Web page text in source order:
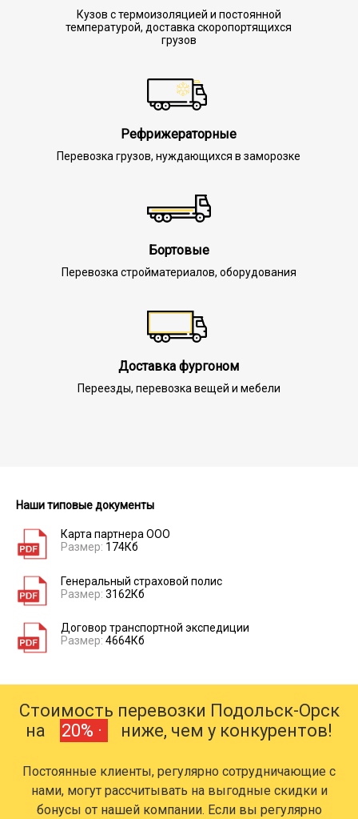
Кузов с термоизоляцией и постоянной
температурой, доставка скоропортящихся
грузов
Рефрижераторные
Перевозка грузов, нуждающихся в заморозке
Бортовые
Перевозка стройматериалов, оборудования
Доставка фургоном
Переезды, перевозка вещей и мебели
Наши типовые документы
Карта партнера ООО
Размер: 174Кб
Генеральный страховой полис
Размер: 3162Кб
Договор транспортной экспедиции
Размер: 4664Кб
Стоимость перевозки Подольск-Орск
на
20% · ниже, чем у конкурентов!
Постоянные клиенты, регулярно сотрудничающие с
нами, могут рассчитывать на выгодные скидки и
бонусы от нашей компании. Если вы регулярно